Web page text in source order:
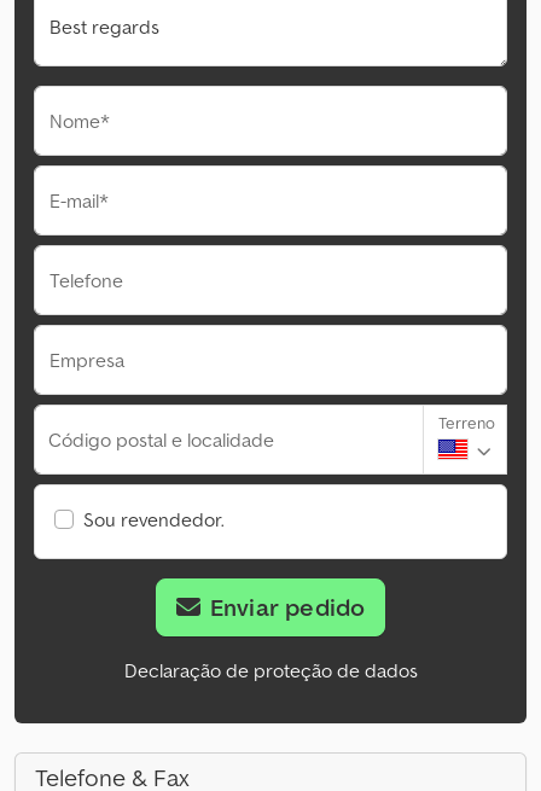
Nome*
E-mail*
Telefone
Empresa
Código postal e localidade
Terreno
Sou revendedor.
Enviar pedido
Declaração de proteção de dados
Telefone & Fax